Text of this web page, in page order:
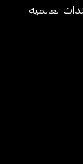
العالميه